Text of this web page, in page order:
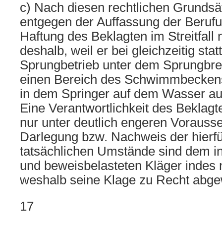
c) Nach diesen rechtlichen
entgegen der Auffassung der
Haftung des Beklagten im Streitfall
deshalb, weil er bei gleichzeitig
Sprungbetrieb unter dem
einen Bereich des
in dem Springer auf dem Wasser
Eine Verantwortlichkeit des
nur unter deutlich engeren
Darlegung bzw. Nachweis der
tatsächlichen Umstände sind dem
und beweisbelasteten Kläger indes
weshalb seine Klage zu Recht
17